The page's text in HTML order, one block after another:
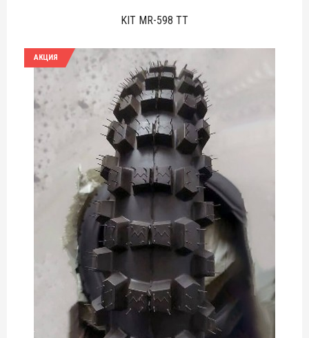
KIT MR-598 TT
АКЦИЯ